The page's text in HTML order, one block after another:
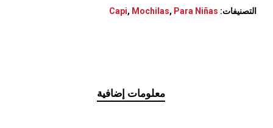
التصنيفات: Capi, Mochilas, Para Niñas
معلومات إضافية